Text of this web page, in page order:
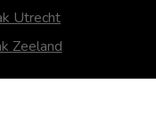
Utrecht
Zeeland